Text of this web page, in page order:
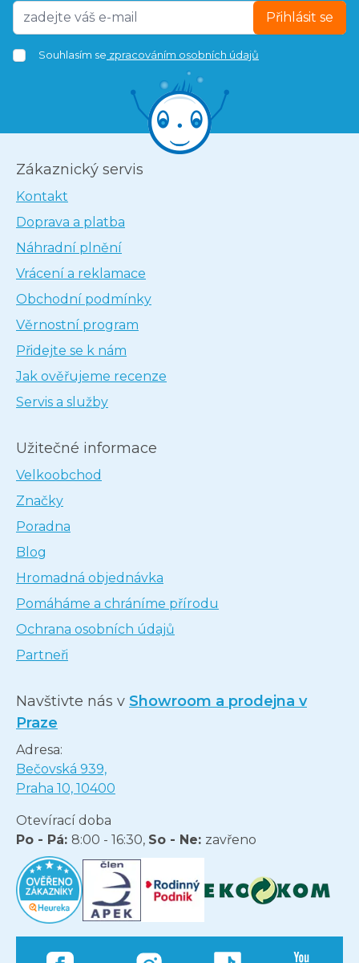
Přihlásit se
Souhlasím se zpracováním osobních údajů
Zákaznický servis
Kontakt
Doprava a platba
Náhradní plnění
Vrácení a reklamace
Obchodní podmínky
Věrnostní program
Přidejte se k nám
Jak ověřujeme recenze
Servis a služby
Užitečné informace
Velkoobchod
Značky
Poradna
Blog
Hromadná objednávka
Pomáháme a chráníme přírodu
Ochrana osobních údajů
Partneři
Navštivte nás v Showroom a prodejna v
Praze
Adresa:
Bečovská 939,
Praha 10, 10400
Otevírací doba
Po - Pá: 8:00 - 16:30, So - Ne: zavřeno